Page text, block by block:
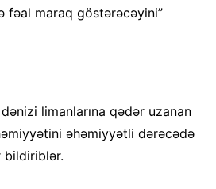
fəal maraq göstərəcəyini”
limanlarına qədər uzanan
əhəmiyyətli dərəcədə
bildiriblər.